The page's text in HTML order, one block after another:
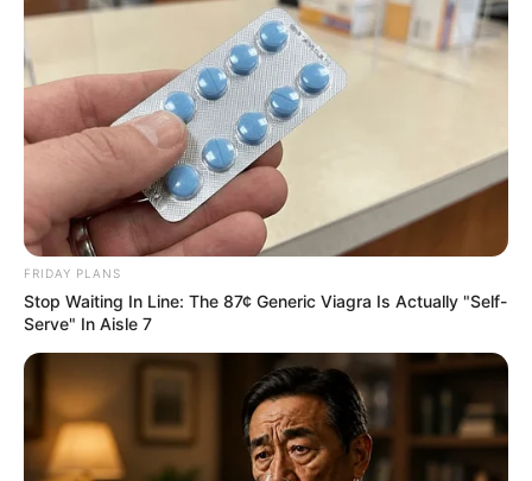
FRIDAY PLANS
Stop Waiting In Line: The 87¢ Generic Viagra Is Actually "Self-
Serve" In Aisle 7